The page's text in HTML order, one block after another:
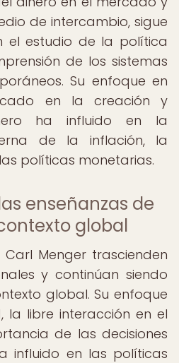
de intercambio, sigue
el estudio de la política
de los sistemas
Su enfoque en
en la creación y
ha influido en la
de la inflación, la
políticas monetarias.
enseñanzas de
global
Menger trascienden
y continúan siendo
global. Su enfoque
la libre interacción en el
de las decisiones
influido en las políticas